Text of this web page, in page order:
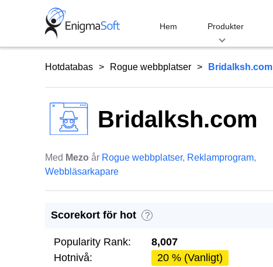
Hem Produkter
Hotdatabas Rogue webbplatser Bridalksh.com
Bridalksh.com
Med Mezo år Rogue webbplatser, Reklamprogram,
Webbläsarkapare
Scorekort för hot ?
Popularity Rank:
8,007
Hotnivå:
20 % (Vanligt)